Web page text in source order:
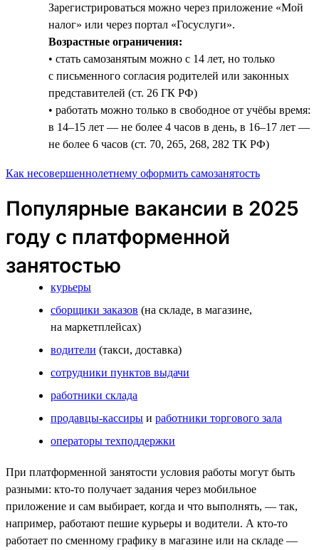
Зарегистрироваться можно через приложение «Мой
налог» или через портал «Госуслуги».
Возрастные ограничения:
• стать самозанятым можно с 14 лет, но только
с письменного согласия родителей или законных
представителей (ст. 26 ГК РФ)
• работать можно только в свободное от учёбы время:
в 14–15 лет — не более 4 часов в день, в 16–17 лет —
не более 6 часов (ст. 70, 265, 268, 282 ТК РФ)
Как несовершеннолетнему оформить самозанятость
Популярные вакансии в 2025
году с платформенной
занятостью
курьеры
сборщики заказов (на складе, в магазине,
на маркетплейсах)
водители (такси, доставка)
сотрудники пунктов выдачи
работники склада
продавцы-кассиры и работники торгового зала
операторы техподдержки
При платформенной занятости условия работы могут быть
разными: кто-то получает задания через мобильное
приложение и сам выбирает, когда и что выполнять, — так,
например, работают пешие курьеры и водители. А кто-то
работает по сменному графику в магазине или на складе —